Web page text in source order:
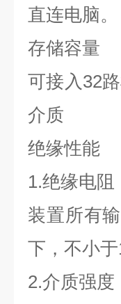
直连电脑。
存储容量
可接入32
介质
绝缘性能
1.绝缘电阻
装置所有
下，不小于
2.介质强度